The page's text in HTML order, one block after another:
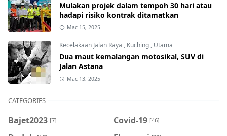
Mulakan projek dalam tempoh 30 hari atau
hadapi risiko kontrak ditamatkan
Mac 15, 2025
Kecelakaan Jalan Raya , Kuching , Utama
Dua maut kemalangan motosikal, SUV di
Jalan Astana
Mac 13, 2025
CATEGORIES
Bajet2023 [7] Covid-19 [46]